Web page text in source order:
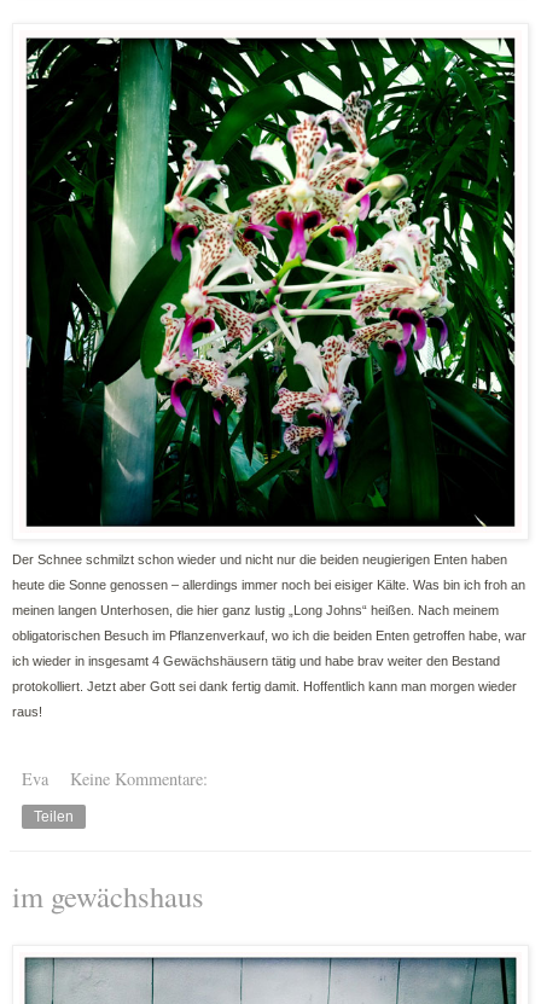
Der Schnee schmilzt schon wieder und nicht nur die beiden neugierigen Enten haben
heute die Sonne genossen – allerdings immer noch bei eisiger Kälte. Was bin ich froh an
meinen langen Unterhosen, die hier ganz lustig „Long Johns“ heißen. Nach meinem
obligatorischen Besuch im Pflanzenverkauf, wo ich die beiden Enten getroffen habe, war
ich wieder in insgesamt 4 Gewächshäusern tätig und habe brav weiter den Bestand
protokolliert. Jetzt aber Gott sei dank fertig damit. Hoffentlich kann man morgen wieder
raus!
Eva Keine Kommentare:
Teilen
im gewächshaus